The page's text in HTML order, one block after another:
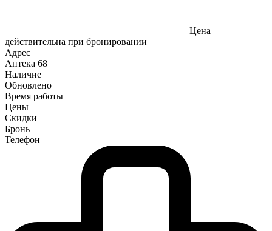
Цена
действительна при бронировании
Адрес
Аптека 68
Наличие
Обновлено
Время работы
Цены
Скидки
Бронь
Телефон